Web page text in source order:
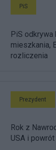
PiS
PiS odkrywa
mieszkania,
rozliczenia
Prezydent
Rok z
USA i